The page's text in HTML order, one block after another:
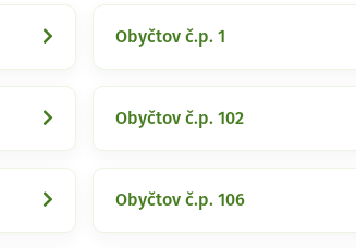
Obyčtov č.p. 1
Obyčtov č.p. 102
Obyčtov č.p. 106